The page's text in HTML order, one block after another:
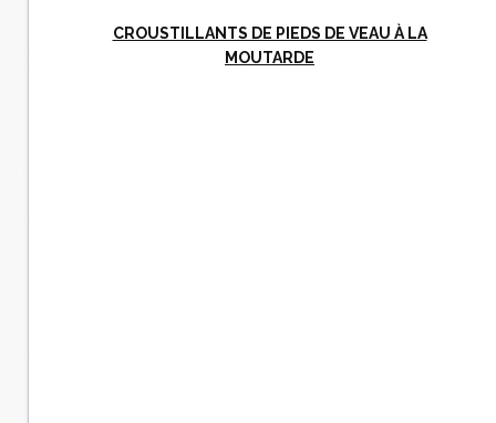
CROUSTILLANTS DE PIEDS DE VEAU À LA
MOUTARDE